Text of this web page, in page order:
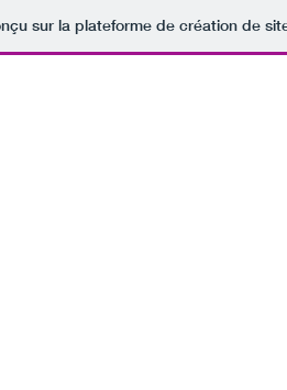
sur la plateforme de création de